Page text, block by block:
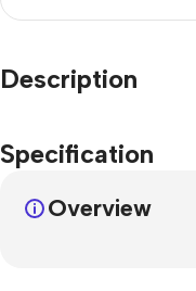
Description
Specification
Overview